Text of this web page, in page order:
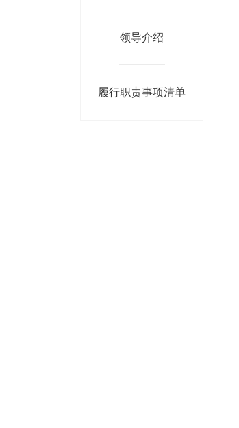
领导介绍
履行职责事项清单